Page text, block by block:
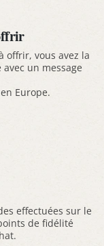
offrir, vous avez la
un message
Europe.
effectuées sur le
de fidélité